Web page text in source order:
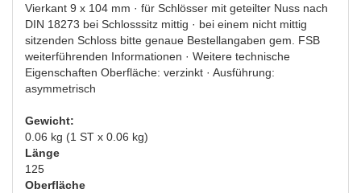
Vierkant 9 x 104 mm · für Schlösser mit geteilter Nuss nach
DIN 18273 bei Schlosssitz mittig · bei einem nicht mittig
sitzenden Schloss bitte genaue Bestellangaben gem. FSB
weiterführenden Informationen · Weitere technische
Eigenschaften Oberfläche: verzinkt · Ausführung:
asymmetrisch
Gewicht:
0.06 kg (1 ST x 0.06 kg)
Länge
125
Oberfläche